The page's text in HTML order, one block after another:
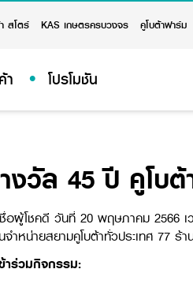
สโตร์ KAS เกษตรครบวงจร คูโบต้าฟาร์ม
า โปรโมชัน
งวัล 45 ปี คูโบ
ผู้โชคดี วันที่ 20 พฤษภาคม 2566 เ
ำหน่ายสยามคูโบต้าทั่วประเทศ 77 ร้
าร่วมกิจกรรม: